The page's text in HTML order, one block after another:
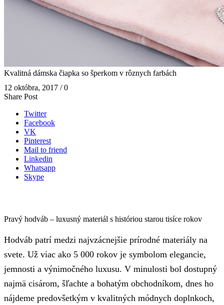
Kvalitná dámska čiapka so šperkom v rôznych farbách
12 októbra, 2017 / 0
Share Post
Twitter
Facebook
VK
Pinterest
Mail to friend
Linkedin
Whatsapp
Skype
Pravý hodváb – luxusný materiál s históriou starou tisíce rokov
Hodváb patrí medzi najvzácnejšie prírodné materiály na
svete. Už viac ako 5 000 rokov je symbolom elegancie,
jemnosti a výnimočného luxusu. V minulosti bol dostupný
najmä cisárom, šľachte a bohatým obchodníkom, dnes ho
nájdeme predovšetkým v kvalitných módnych doplnkoch,